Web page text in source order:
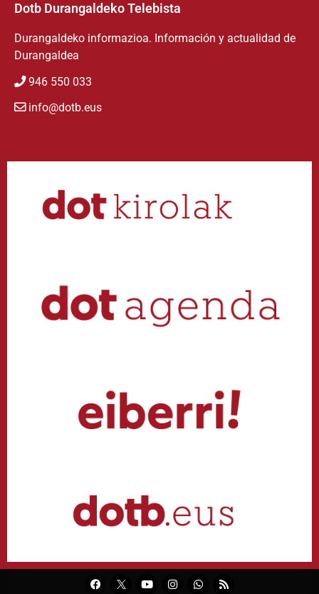
Dotb Durangaldeko Telebista
Durangaldeko informazioa. Información y actualidad de
Durangaldea
946 550 033
info@dotb.eus